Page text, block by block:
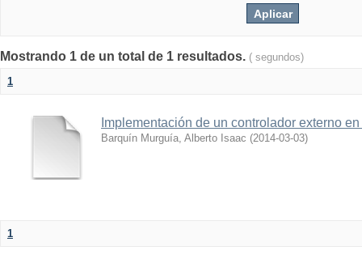
Mostrando 1 de un total de 1 resultados. ( segundos)
1
Implementación de un controlador externo
Barquín Murguía, Alberto Isaac (2014-03-03)
1